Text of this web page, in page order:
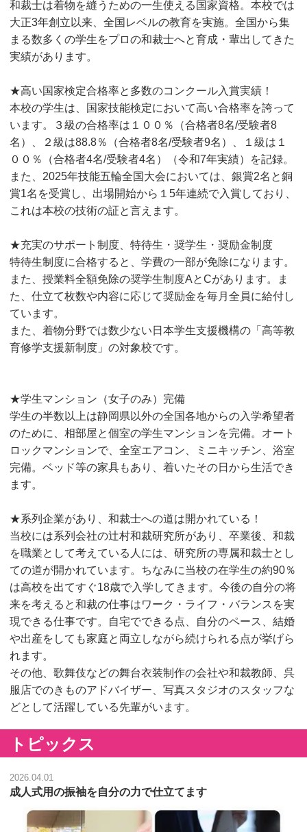
和裁士は着物を縫うための一生使える国家資格。本校では
大正3年創立以来、全国レベルの教育を実施。全国から集
まる数多くの学生をプロの和裁士へと育成・輩出してきた
実績があります。
★高い国家検定合格率と多数のコンクール入賞実績！
本校の学生は、国家技能検定において高い合格率を誇って
います。３級の合格率は１００％（合格者8名/受験者8
名）、２級は88.8％（合格者8名/受験者9名）、１級は１
００％（合格者4名/受験者4名）（令和7年実績）を記録。
また、2025年技能五輪全国大会においては、銀賞2名と銅
賞1名を受賞し、出場開始から１5年連続で入賞しており、
これは本校の技術の証と言えます。
★充実のサポート制度、特待生・奨学生・奨励金制度
特待生制度に合格すると、学費の一部が免除になります。
また、授業料全額免除の奨学生制度AとCがあります。ま
た、仕立て枚数や内容に応じて奨励金を毎月全員に給付し
ています。
また、着物分野では数少ない日本学生支援機構の「高等教
育修学支援新制度」の対象校です。
★学生マンション（女子のみ）完備
学生の半数以上は静岡県以外の全国各地からの入学希望者
のために、相部屋と個室の学生マンションを完備。オート
ロックマンションで、全室エアコン、ミニキッチン、浴室
完備。ベッド等の家具もあり、着いたその日から生活でき
ます。
★系列企業があり、和裁士への道は開かれている！
当校には系列会社の辻村和裁研究所があり、卒業後、和裁
を職業として考えている人には、研究所の専属和裁士とし
ての道が開かれています。ちなみに当校の在学生の約90％
は高校を出てすぐ18歳で入学してきます。今後の自分の将
来を考えると和裁の仕事はワーク・ライフ・バランスを実
現できる仕事です。自宅でできる点、自分のペース、結婚
や出産をしても家庭と両立しながら続けられる点が挙げら
れます。
その他、歌舞伎などの舞台衣装制作の会社や和裁教師、呉
服店でのきものアドバイザー、写真スタジオのスタッフな
どとして活躍している先輩がいます。
トピックス
2026.04.01
成人式用の振袖を自分の力で仕立てます